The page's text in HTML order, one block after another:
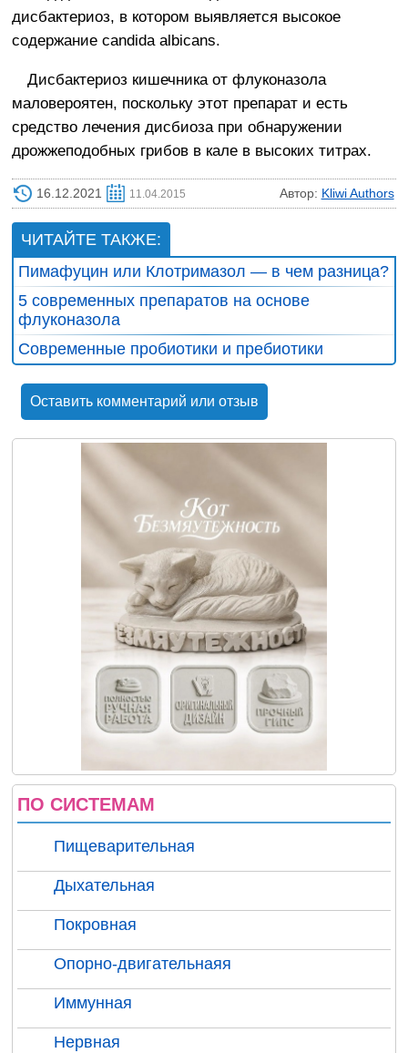
дисбактериоз, в котором выявляется высокое
содержание candida albicans.
Дисбактериоз кишечника от флуконазола
маловероятен, поскольку этот препарат и есть
средство лечения дисбиоза при обнаружении
дрожжеподобных грибов в кале в высоких титрах.
16.12.2021 11.04.2015 Автор: Kliwi Authors
ЧИТАЙТЕ ТАКЖЕ:
Пимафуцин или Клотримазол — в чем разница?
5 современных препаратов на основе
флуконазола
Современные пробиотики и пребиотики
Оставить комментарий или отзыв
ПО СИСТЕМАМ
Пищеварительная
Дыхательная
Покровная
Опорно-двигательнаяя
Иммунная
Нервная